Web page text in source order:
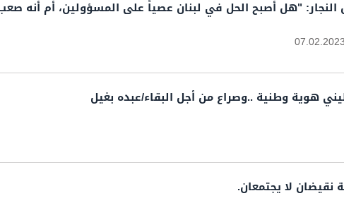
"هل أصبح الحل في لبنان عصياً على المسؤولين، أم أنه
07.02.2023
هوية وطنية ..وصراع من أجل البقاء/عبده بغيل
نقيضان لا يجتمعان.